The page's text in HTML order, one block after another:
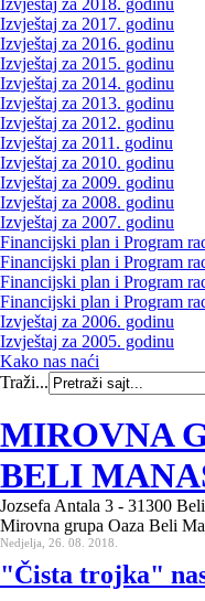
Izvještaj za 2018. godinu
Izvještaj za 2017. godinu
Izvještaj za 2016. godinu
Izvještaj za 2015. godinu
Izvještaj za 2014. godinu
Izvještaj za 2013. godinu
Izvještaj za 2012. godinu
Izvještaj za 2011. godinu
Izvještaj za 2010. godinu
Izvještaj za 2009. godinu
Izvještaj za 2008. godinu
Izvještaj za 2007. godinu
Financijski plan i Program
Financijski plan i Program
Financijski plan i Program
Financijski plan i Program
Izvještaj za 2006. godinu
Izvještaj za 2005. godinu
Kako nas naći
Traži...
MIROVNA
BELI
Jozsefa Antala 3 - 31300
Mirovna grupa Oaza Beli
Nedjelja, 26. 08. 2018.
"Čista trojka"